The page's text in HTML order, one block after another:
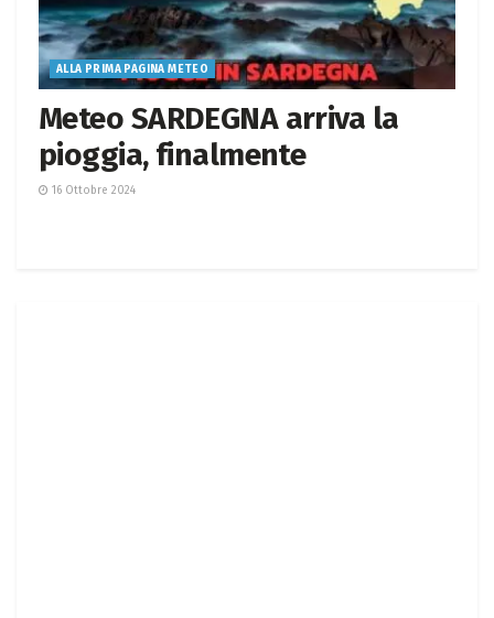
ALLA PRIMA PAGINA METEO
Meteo SARDEGNA arriva la
pioggia, finalmente
16 Ottobre 2024